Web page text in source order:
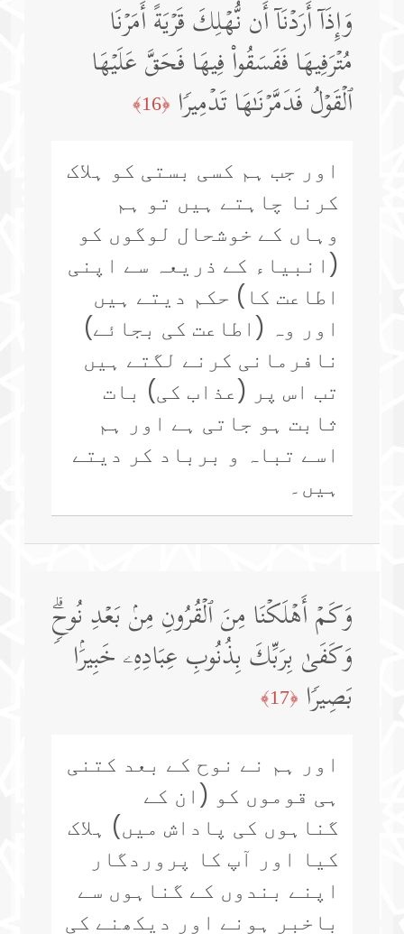
وَإِذَاۤ أَرَدۡنَاۤ أَن نُّهۡلِكَ قَرۡیَةً أَمَرۡنَا
مُتۡرَفِیهَا فَفَسَقُوا۟ فِیهَا فَحَقَّ عَلَیۡهَا
ٱلۡقَوۡلُ فَدَمَّرۡنَـٰهَا تَدۡمِیرࣰا ﴿16﴾
اور جب ہم کسی بستی کو ہلاک
کرنا چاہتے ہیں تو ہم
وہاں کے خوشحال لوگوں کو
(انبیاء کے ذریعہ سے اپنی
اطاعت کا) حکم دیتے ہیں
اور وہ (اطاعت کی بجائے)
نافرمانی کرنے لگتے ہیں
تب اس پر (عذاب کی) بات
ثابت ہو جاتی ہے اور ہم
اسے تباہ و برباد کر دیتے
ہیں۔
وَكَمۡ أَهۡلَكۡنَا مِنَ ٱلۡقُرُونِ مِنۢ بَعۡدِ نُوحࣲۗ
وَكَفَىٰ بِرَبِّكَ بِذُنُوبِ عِبَادِهِۦ خَبِیرَۢا
بَصِیرࣰا ﴿17﴾
اور ہم نے نوح کے بعد کتنی
ہی قوموں کو (ان کے
گناہوں کی پاداش میں) ہلاک
کیا اور آپ کا پروردگار
اپنے بندوں کے گناہوں سے
باخبر ہونے اور دیکھنے کی